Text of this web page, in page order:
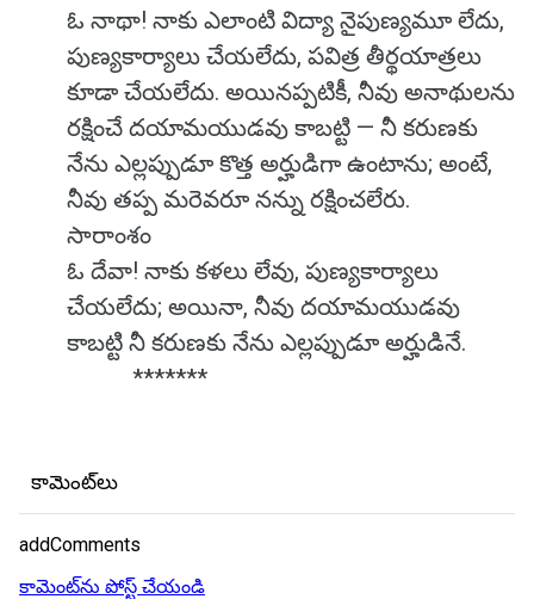
ఓ నాథా! నాకు ఎలాంటి విద్యా నైపుణ్యమూ లేదు,
పుణ్యకార్యాలు చేయలేదు, పవిత్ర తీర్థయాత్రలు
కూడా చేయలేదు. అయినప్పటికీ, నీవు అనాథులను
రక్షించే దయామయుడవు కాబట్టి — నీ కరుణకు
నేను ఎల్లప్పుడూ కొత్త అర్హుడిగా ఉంటాను; అంటే,
నీవు తప్ప మరెవరూ నన్ను రక్షించలేరు.
సారాంశం
ఓ దేవా! నాకు కళలు లేవు, పుణ్యకార్యాలు
చేయలేదు; అయినా, నీవు దయామయుడవు
కాబట్టి నీ కరుణకు నేను ఎల్లప్పుడూ అర్హుడినే.
*******
కామెంట్‌లు
addComments
కామెంట్‌ను పోస్ట్ చేయండి